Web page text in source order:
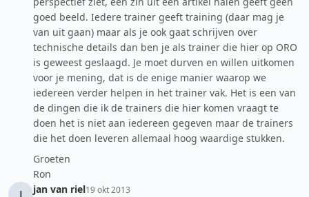
goed beeld. Iedere trainer geeft training (daar mag je
van uit gaan) maar als je ook gaat schrijven over
technische details dan ben je als trainer die hier op ORO
is geweest geslaagd. Je moet durven en willen uitkomen
voor je mening, dat is de enige manier waarop we
iedereen verder helpen in het trainer vak. Het is een van
de dingen die ik de trainers die hier komen vraagt te
doen het is niet aan iedereen gegeven maar de trainers
die het doen leveren allemaal hoog waardige stukken.
Groeten
Ron
J
jan van riel19 okt 2013